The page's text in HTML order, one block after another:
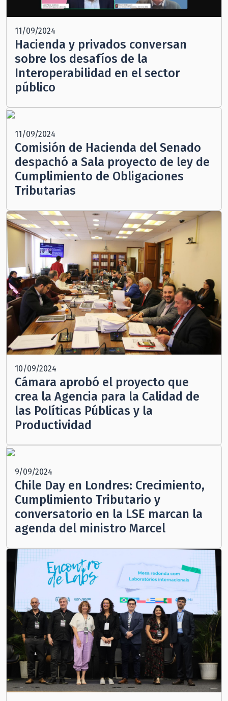
11/09/2024
Hacienda y privados conversan
sobre los desafíos de la
Interoperabilidad en el sector
público
11/09/2024
Comisión de Hacienda del Senado
despachó a Sala proyecto de ley de
Cumplimiento de Obligaciones
Tributarias
10/09/2024
Cámara aprobó el proyecto que
crea la Agencia para la Calidad de
las Políticas Públicas y la
Productividad
9/09/2024
Chile Day en Londres: Crecimiento,
Cumplimiento Tributario y
conversatorio en la LSE marcan la
agenda del ministro Marcel